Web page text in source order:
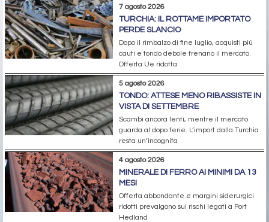
7 agosto 2026
TURCHIA: IL ROTTAME IMPORTATO
PERDE SLANCIO
Dopo il rimbalzo di fine luglio, acquisti più
cauti e tondo debole frenano il mercato.
Offerta Ue ridotta
5 agosto 2026
TONDO: ATTESE MENO RIBASSISTE IN
VISTA DI SETTEMBRE
Scambi ancora lenti, mentre il mercato
guarda al dopo ferie. L’import dalla Turchia
resta un’incognita
4 agosto 2026
MINERALE DI FERRO AI MINIMI DA 13
MESI
Offerta abbondante e margini siderurgici
ridotti prevalgono sui rischi legati a Port
Hedland